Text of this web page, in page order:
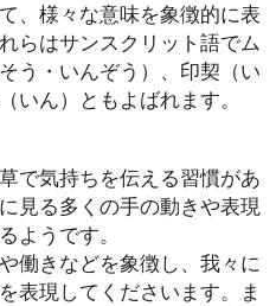
、様々な意味を象徴的に表
らはサンスクリット語でム
う・いんぞう）、印契（い
いん）ともよばれます。
で気持ちを伝える習慣があ
見る多くの手の動きや表現
ようです。
働きなどを象徴し、我々に
表現してくださいます。ま